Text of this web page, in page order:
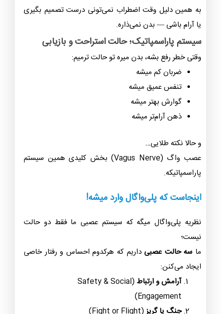
به همین دلیل وقت اضطراب نمی‌تونی درست تصمیم بگیری
یا آرام باشی — بدن نمی‌ذاره.
سیستم پاراسمپاتیک؛ حالت استراحت و بازیابی
وقتی خطر رفع بشه، بدن میره تو حالت ترمیم:
ضربان کم میشه
تنفس عمیق میشه
گوارش بهتر میشه
ذهن آرام‌تر میشه
و حالا نکته طلایی…
عصب واگ (Vagus Nerve) بخش کلیدی همین سیستم
پاراسمپاتیکه.
اینجاست که پلی‌واگال وارد میشه!
نظریه پلی‌واگال میگه که سیستم عصبی ما فقطدو حالت
نیست؛
ما سه حالت عصبی داریم که هرکدوم احساس و رفتار خاصی
ایجاد می‌کنن:
آرامش و ارتباط (Safety & Social
Engagement)
جنگ یا گریز (Fight or Flight)